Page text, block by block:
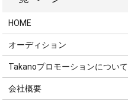
HOME
オーディション
Takanoプロモーションについて
会社概要